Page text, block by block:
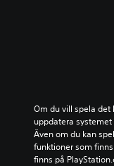
Om du vill spela det
uppdatera
Även om du kan
funktioner som
finns på